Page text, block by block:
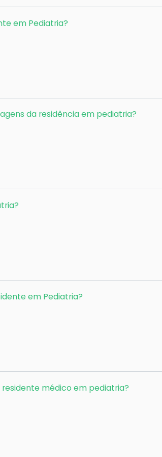
em Pediatria?
da residência em pediatria?
em Pediatria?
médico em pediatria?